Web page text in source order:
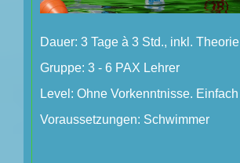
Dauer: 3 Tage à 3 Std., inkl. Theorie
Gruppe: 3 - 6 PAX Lehrer
Level: Ohne Vorkenntnisse. Einfach
Voraussetzungen: Schwimmer